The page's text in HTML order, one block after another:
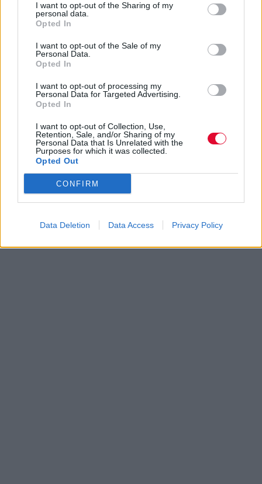
I want to opt-out of the Sharing of my
personal data.
Opted In
I want to opt-out of the Sale of my
Personal Data.
Opted In
I want to opt-out of processing my
Personal Data for Targeted Advertising.
Opted In
I want to opt-out of Collection, Use,
Retention, Sale, and/or Sharing of my
Personal Data that Is Unrelated with the
Purposes for which it was collected.
Opted Out
CONFIRM
Data Deletion Data Access Privacy Policy